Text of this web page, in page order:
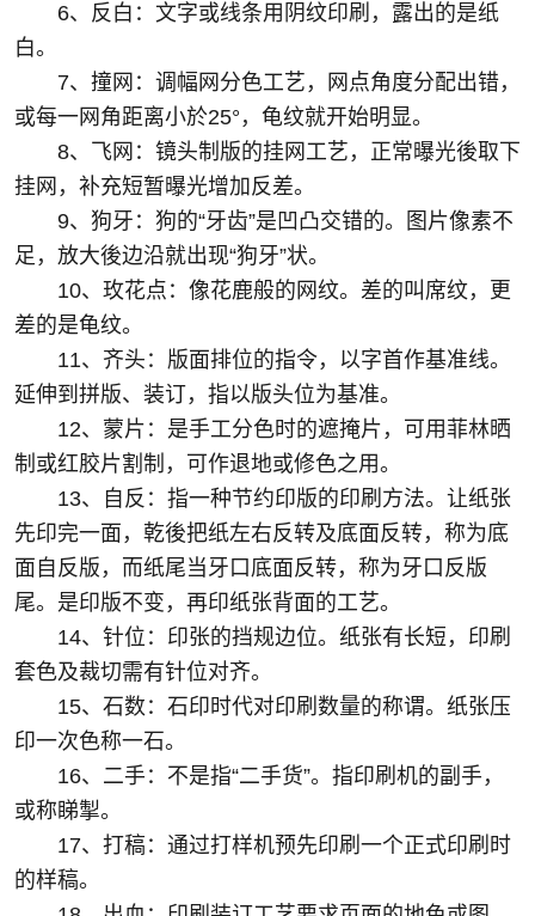
6、反白：文字或线条用阴纹印刷，露出的是纸
白。
7、撞网：调幅网分色工艺，网点角度分配出错，
或每一网角距离小於25°，龟纹就开始明显。
8、飞网：镜头制版的挂网工艺，正常曝光後取下
挂网，补充短暂曝光增加反差。
9、狗牙：狗的“牙齿”是凹凸交错的。图片像素不
足，放大後边沿就出现“狗牙”状。
10、玫花点：像花鹿般的网纹。差的叫席纹，更
差的是龟纹。
11、齐头：版面排位的指令，以字首作基准线。
延伸到拼版、装订，指以版头位为基准。
12、蒙片：是手工分色时的遮掩片，可用菲林晒
制或红胶片割制，可作退地或修色之用。
13、自反：指一种节约印版的印刷方法。让纸张
先印完一面，乾後把纸左右反转及底面反转，称为底
面自反版，而纸尾当牙口底面反转，称为牙口反版
尾。是印版不变，再印纸张背面的工艺。
14、针位：印张的挡规边位。纸张有长短，印刷
套色及裁切需有针位对齐。
15、石数：石印时代对印刷数量的称谓。纸张压
印一次色称一石。
16、二手：不是指“二手货”。指印刷机的副手，
或称睇掣。
17、打稿：通过打样机预先印刷一个正式印刷时
的样稿。